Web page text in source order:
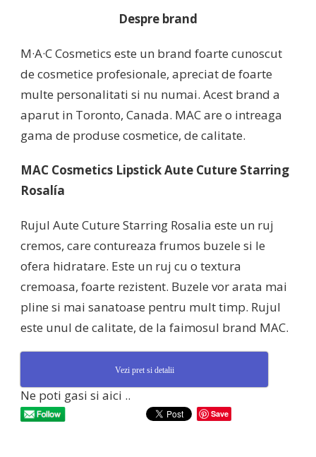
Despre brand
M·A·C Cosmetics este un brand foarte cunoscut
de cosmetice profesionale, apreciat de foarte
multe personalitati si nu numai. Acest brand a
aparut in Toronto, Canada. MAC are o intreaga
gama de produse cosmetice, de calitate.
MAC Cosmetics Lipstick Aute Cuture Starring
Rosalía
Rujul Aute Cuture Starring Rosalia este un ruj
cremos, care contureaza frumos buzele si le
ofera hidratare. Este un ruj cu o textura
cremoasa, foarte rezistent. Buzele vor arata mai
pline si mai sanatoase pentru mult timp. Rujul
este unul de calitate, de la faimosul brand MAC.
Vezi pret si detalii
Ne poti gasi si aici ..
Save